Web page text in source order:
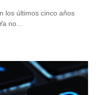
los últimos cinco años
no…